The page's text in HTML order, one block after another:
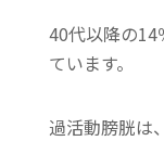
40代以降の
ています。
過活動膀胱は